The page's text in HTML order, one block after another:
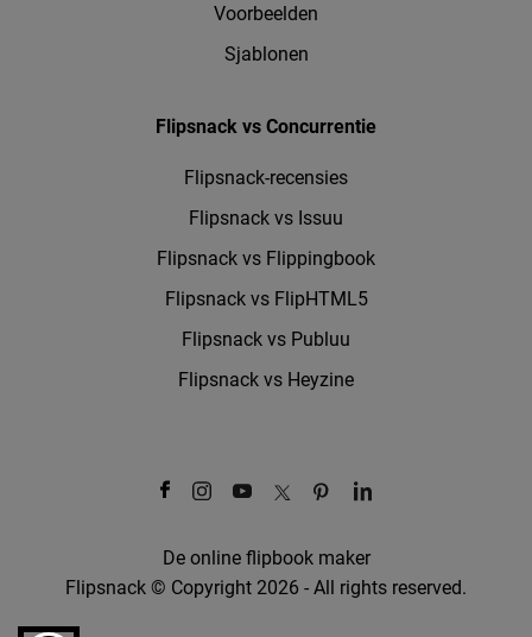
Voorbeelden
Sjablonen
Flipsnack vs Concurrentie
Flipsnack-recensies
Flipsnack vs Issuu
Flipsnack vs Flippingbook
Flipsnack vs FlipHTML5
Flipsnack vs Publuu
Flipsnack vs Heyzine
De online flipbook maker
Flipsnack © Copyright 2026 - All rights reserved.